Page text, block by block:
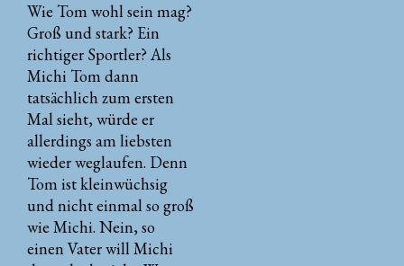
Wie Tom wohl sein mag?
Groß und stark? Ein
richtiger Sportler? Als
Michi Tom dann
tatsächlich zum ersten
Mal sieht, würde er
allerdings am liebsten
wieder weglaufen. Denn
Tom ist kleinwüchsig
und nicht einmal so groß
wie Michi. Nein, so
einen Vater will Michi